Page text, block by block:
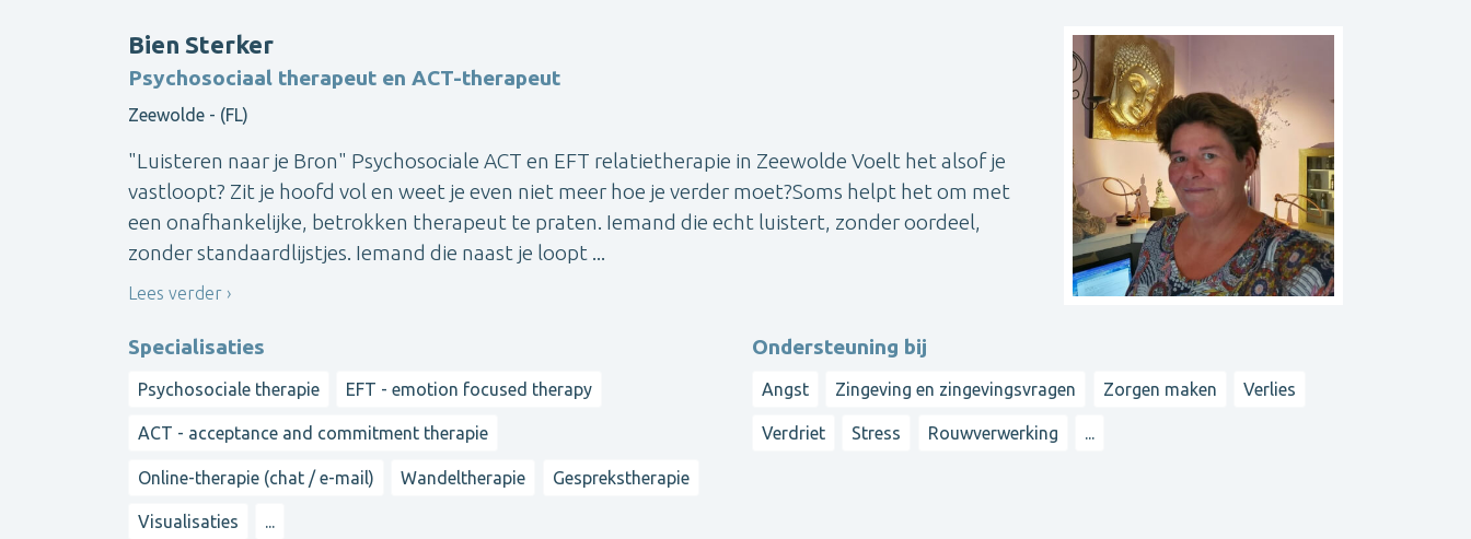
Bien Sterker
Psychosociaal therapeut en ACT-therapeut
Zeewolde - (FL)
"Luisteren naar je Bron" Psychosociale ACT en EFT relatietherapie in Zeewolde Voelt het alsof je
vastloopt? Zit je hoofd vol en weet je even niet meer hoe je verder moet?Soms helpt het om met
een onafhankelijke, betrokken therapeut te praten. Iemand die echt luistert, zonder oordeel,
zonder standaardlijstjes. Iemand die naast je loopt ...
Lees verder
Specialisaties
Psychosociale therapie EFT - emotion focused therapy
ACT - acceptance and commitment therapie
Online-therapie (chat / e-mail) Wandeltherapie Gesprekstherapie
Visualisaties ...
Ondersteuning bij
Angst Zingeving en zingevingsvragen Zorgen maken Verlies
Verdriet Stress Rouwverwerking ...